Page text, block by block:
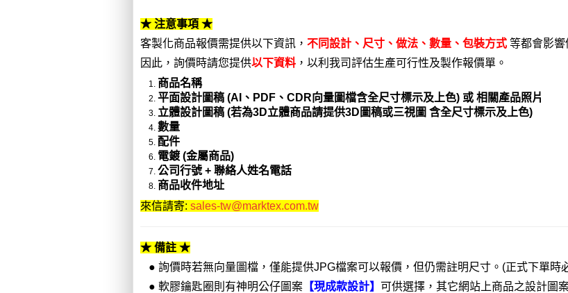
★ 注意事項 ★
客製化商品報價需提供以下資訊， 不同設計、尺寸、做法、數量、包裝方式 等都會影響
因此，詢價時請您提供以下資料 ，以利我司評估生產可行性及製作報價單。
商品名稱
平面設計圖稿 (AI、PDF、CDR向量圖檔含全尺寸標示及上色) 或 相關產品照片
立體設計圖稿 (若為3D立體商品請提供3D圖稿或三視圖 含全尺寸標示及上色)
數量
配件
電鍍 (金屬商品)
公司行號 + 聯絡人姓名電話
商品收件地址
來信請寄: sales-tw@marktex.com.tw
★ 備註 ★
● 詢價時若無向量圖檔，僅能提供JPG檔案可以報價，但仍需註明尺寸。(正式下單時
● 軟膠鑰匙圈則有神明公仔圖案 【現成款設計】 可供選擇，其它網站上商品之設計圖